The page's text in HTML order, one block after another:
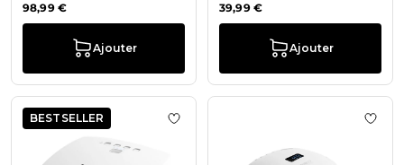
98,99 €
Ajouter
39,99 €
Ajouter
BESTSELLER Ajouter à la liste de souhaits